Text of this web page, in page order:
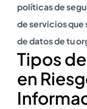
políticas de
de servicios que
de datos de tu
Tipos
en